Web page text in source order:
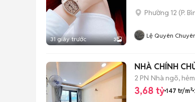
31 giây trước 3
Phường 12 (P.
Lệ Quyên
NHÀ CHÍNH
2 PN Nhà ngõ, hẻm
3,68 tỷ 147 tr/m²